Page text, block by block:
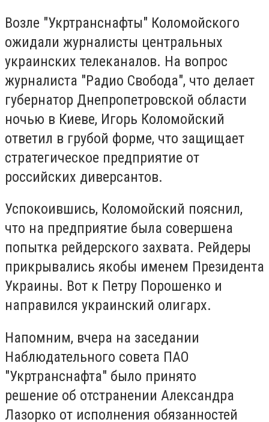
Возле "Укртранснафты" Коломойского
ожидали журналисты центральных
украинских телеканалов. На вопрос
журналиста "Радио Свобода", что делает
губернатор Днепропетровской области
ночью в Киеве, Игорь Коломойский
ответил в грубой форме, что защищает
стратегическое предприятие от
российских диверсантов.
Успокоившись, Коломойский пояснил,
что на предприятие была совершена
попытка рейдерского захвата. Рейдеры
прикрывались якобы именем Президента
Украины. Вот к Петру Порошенко и
направился украинский олигарх.
Напомним, вчера на заседании
Наблюдательного совета ПАО
"Укртранснафта" было принято
решение об отстранении Александра
Лазорко от исполнения обязанностей